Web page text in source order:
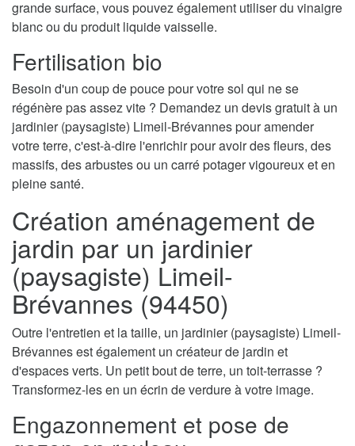
grande surface, vous pouvez également utiliser du vinaigre
blanc ou du produit liquide vaisselle.
Fertilisation bio
Besoin d'un coup de pouce pour votre sol qui ne se
régénère pas assez vite ? Demandez un devis gratuit à un
jardinier (paysagiste) Limeil-Brévannes pour amender
votre terre, c'est-à-dire l'enrichir pour avoir des fleurs, des
massifs, des arbustes ou un carré potager vigoureux et en
pleine santé.
Création aménagement de
jardin par un jardinier
(paysagiste) Limeil-
Brévannes (94450)
Outre l'entretien et la taille, un jardinier (paysagiste) Limeil-
Brévannes est également un créateur de jardin et
d'espaces verts. Un petit bout de terre, un toit-terrasse ?
Transformez-les en un écrin de verdure à votre image.
Engazonnement et pose de